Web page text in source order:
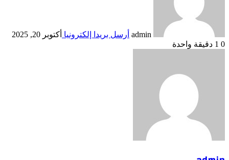
admin أرسل بريدا إلكترونيا أكتوبر 20, 2025
0
دقيقة واحدة